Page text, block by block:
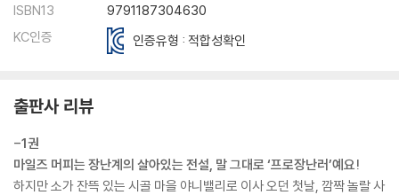
ISBN13
9791187304630
KC인증
인증유형 : 적합성확인
출판사 리뷰
-1권
마일즈 머피는 장난계의 살아있는 전설, 말 그대로 ‘프로장난러’예요!
하지만 소가 잔뜩 있는 시골 마을 야니밸리로 이사 오던 첫날, 깜짝 놀랄 사